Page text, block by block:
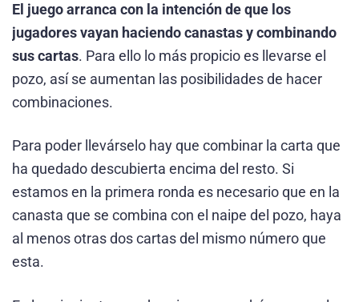
El juego arranca con la intención de que los
jugadores vayan haciendo canastas y combinando
sus cartas. Para ello lo más propicio es llevarse el
pozo, así se aumentan las posibilidades de hacer
combinaciones.
Para poder llevárselo hay que combinar la carta que
ha quedado descubierta encima del resto. Si
estamos en la primera ronda es necesario que en la
canasta que se combina con el naipe del pozo, haya
al menos otras dos cartas del mismo número que
esta.